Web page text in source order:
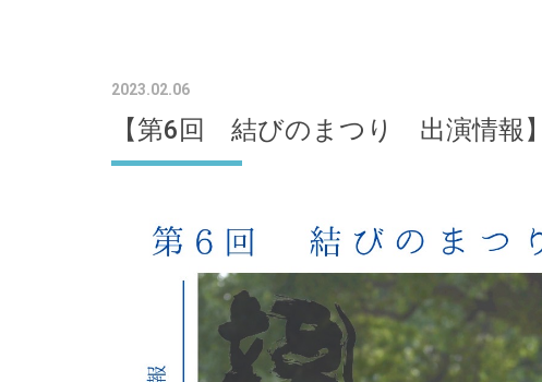
2023.02.06
【第6回 結びのまつり 出演情報】